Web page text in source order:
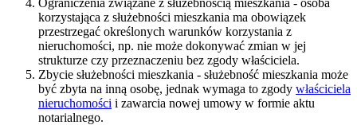
korzystająca z służebności mieszkania ma obowiązek
przestrzegać określonych warunków korzystania z
nieruchomości, np. nie może dokonywać zmian w jej
strukturze czy przeznaczeniu bez zgody właściciela.
Zbycie służebności mieszkania - służebność mieszkania może
być zbyta na inną osobę, jednak wymaga to zgody właściciela
nieruchomości i zawarcia nowej umowy w formie aktu
notarialnego.